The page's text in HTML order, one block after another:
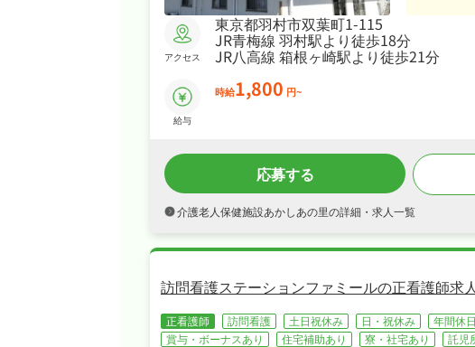
アクセス
東京都羽村市双葉町1-115
JR青梅線 羽村駅より徒歩18分
JR八高線 箱根ヶ崎駅より徒歩21分
給与
時給1,800 円~
応募する
介護老人保健施設あかしあの里の詳細・求人一覧
訪問看護ステーションファミールの正看護師求
正看護師 訪問看護 土日祝休み 日・祝休み 年間休
賞与・ボーナスあり
住宅補助あり 寮・社宅あり 託児